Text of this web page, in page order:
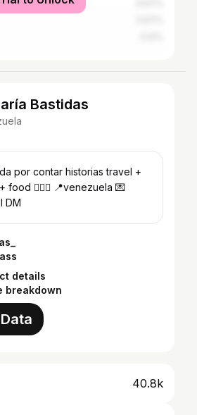
Bastidas
por contar historias travel +
food 🧘🏽‍♀️ 📍venezuela 💌
DM
details
breakdown
40.8k